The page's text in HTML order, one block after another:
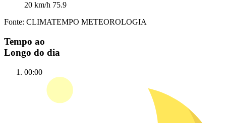
20 km/h 75.9
Fonte: CLIMATEMPO METEOROLOGIA
Tempo ao
Longo do dia
00:00